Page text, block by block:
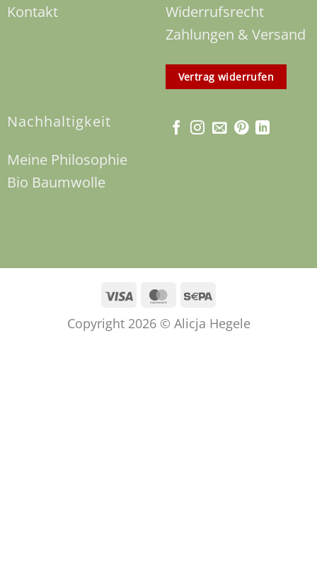
Kontakt
Widerrufsrecht
Zahlungen & Versand
Vertrag widerrufen
Nachhaltigkeit
Meine Philosophie
Bio Baumwolle
Visa MasterCard
Copyright 2026 © Alicja Hegele